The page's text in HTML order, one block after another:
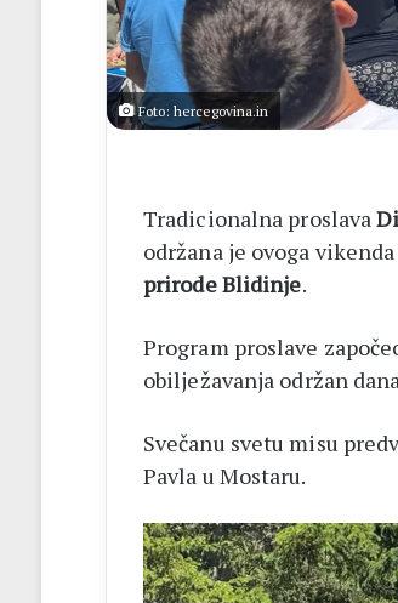
Foto: hercegovina.in
Tradicionalna proslava
održana je ovoga
prirode Blidinje.
Program proslave
obilježavanja održan
Svečanu svetu misu
Pavla u Mostaru.